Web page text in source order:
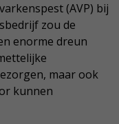
(AVP) bij
zou de
enorme dreun
maar ook
kunnen